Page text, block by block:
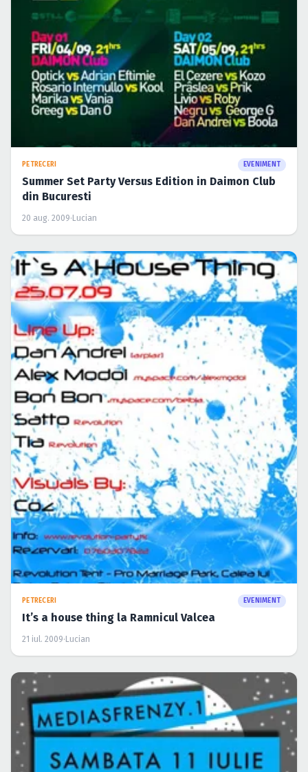
PETRECERI EVENIMENT
Summer Set Party Versus Edition in Daimon Club
din Bucuresti
20 aug. 2009· Lucian
PETRECERI EVENIMENT
It’s a house thing la Ramnicul Valcea
21 iul. 2009· Lucian